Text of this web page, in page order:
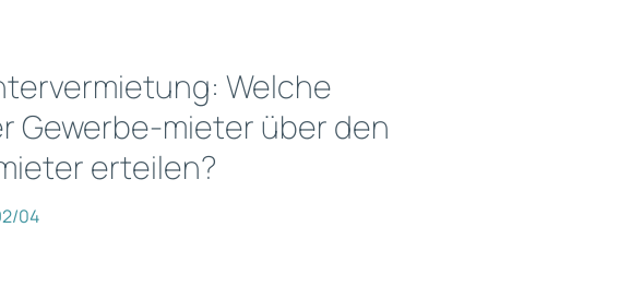
Welche
Gewerbe-mieter über den
erteilen?
04